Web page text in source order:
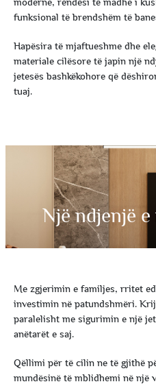
funksional të brendshëm të
Hapësira të mjaftueshme dhe
materiale cilësore të japin një
jetesës bashkëkohore që
tuaj.
Një ndjenjë
Me zgjerimin e familjes, rritet
investimin në patundshmëri.
paralelisht me sigurimin e një
anëtarët e saj.
Qëllimi për të cilin ne të gjithë
mundësinë të mblidhemi në një